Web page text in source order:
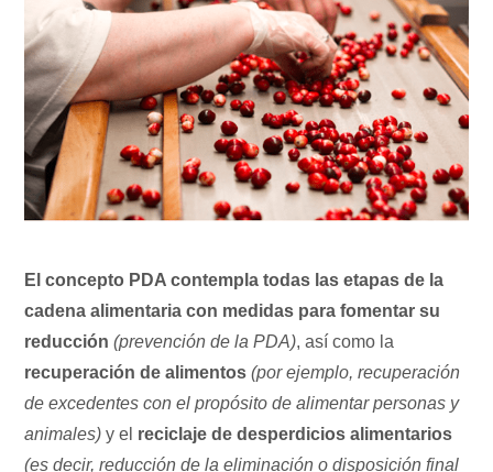
El concepto PDA contempla todas las etapas de la
cadena alimentaria con medidas para fomentar su
reducción (prevención de la PDA), así como la
recuperación de alimentos (por ejemplo, recuperación
de excedentes con el propósito de alimentar personas y
animales) y el reciclaje de desperdicios alimentarios
(es decir, reducción de la eliminación o disposición final